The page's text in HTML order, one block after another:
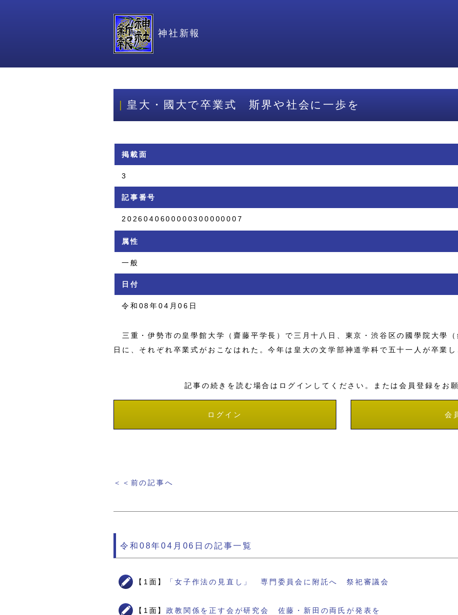
神社新報
皇大・國大で卒業式 斯界や社会に一歩を
掲載面
3
記事番号
2026040600000300000007
属性
一般
日付
令和08年04月06日
三重・伊勢市の皇學館大学（齋藤平学長）で三月十八日、東京・渋谷区の國學院大學
日に、それぞれ卒業式がおこなはれた。今年は皇大の文学部神道学科で五十一人が卒業
記事の続きを読む場合はログインしてください。または会員登録をお
ログイン 会
＜＜前の記事へ
令和08年04月06日の記事一覧
【1面】 「女子作法の見直し」 専門委員会に附託へ 祭祀審議会
【1面】政教関係を正す会が研究会 佐藤・新田の両氏が発表を